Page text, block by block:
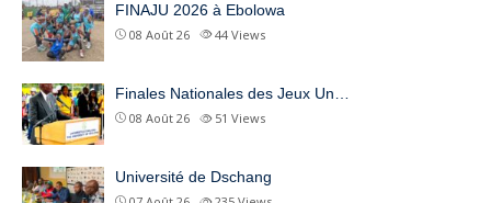
FINAJU 2026 à Ebolowa
08 Août 26 44 Views
Finales Nationales des Jeux Un…
08 Août 26 51 Views
Université de Dschang